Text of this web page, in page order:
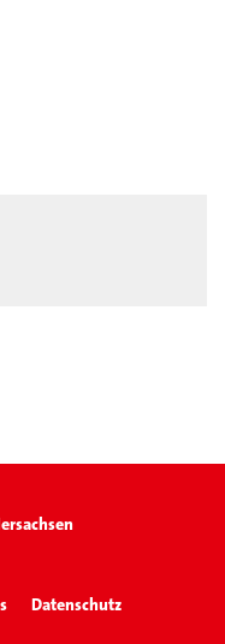
Datenschutz